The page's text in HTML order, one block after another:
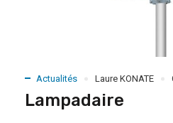
Actualités Laure KONATE
Lampadaire